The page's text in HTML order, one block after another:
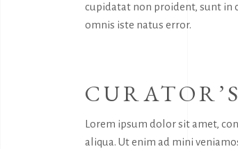
cupidatat non proident, sunt in
omnis iste natus error.
Lorem ipsum dolor sit amet,
aliqua. Ut enim ad mini